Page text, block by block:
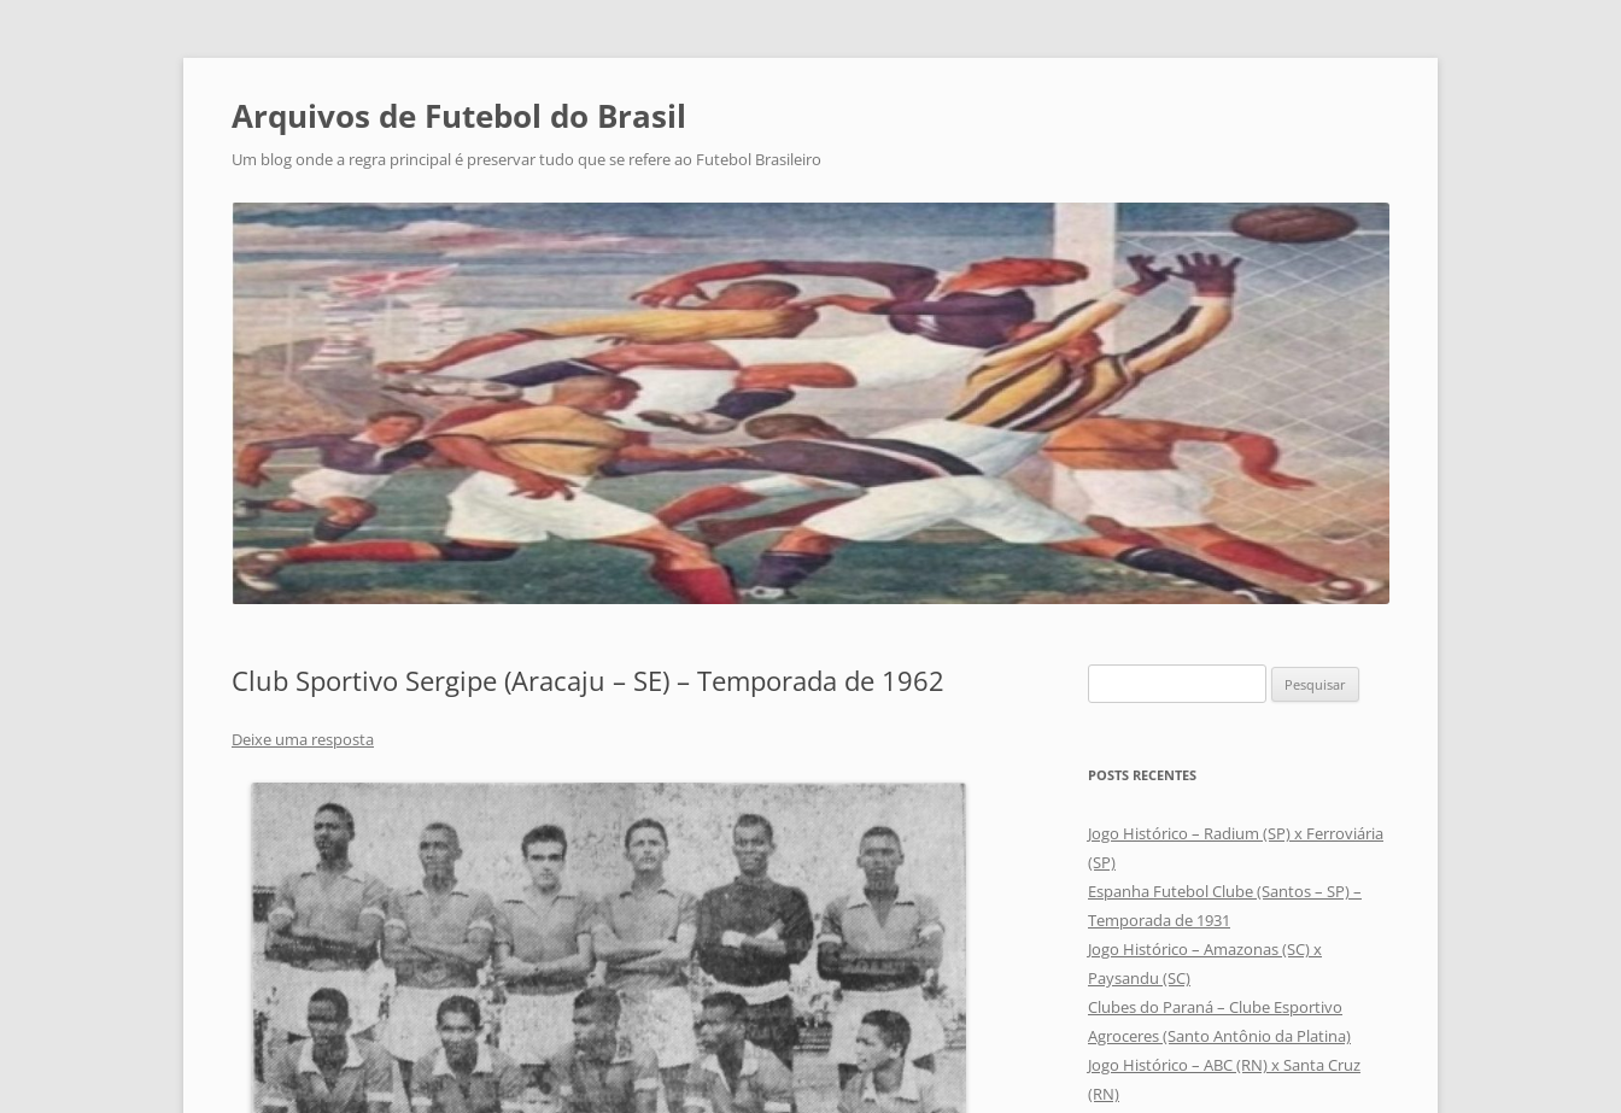
Arquivos de Futebol do Brasil
Um blog onde a regra principal é preservar tudo que se refere ao Futebol Brasileiro
Club Sportivo Sergipe (Aracaju – SE) – Temporada de 1962
Deixe uma resposta
por:
POSTS RECENTES
Jogo Histórico – Radium (SP) x Ferroviária
(SP)
Espanha Futebol Clube (Santos – SP) –
Temporada de 1931
Jogo Histórico – Amazonas (SC) x
Paysandu (SC)
Clubes do Paraná – Clube Esportivo
Agroceres (Santo Antônio da Platina)
Jogo Histórico – ABC (RN) x Santa Cruz
(RN)